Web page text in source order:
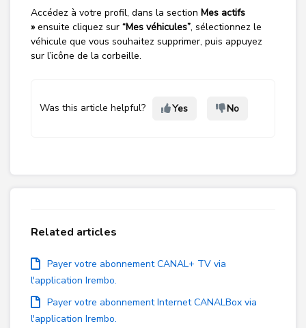
Accédez à votre profil, dans la section Mes actifs
» ensuite cliquez sur “Mes véhicules”, sélectionnez le
véhicule que vous souhaitez supprimer, puis appuyez
sur l’icône de la corbeille.
Was this article helpful? Yes No
Related articles
Payer votre abonnement CANAL+ TV via
l'application Irembo.
Payer votre abonnement Internet CANALBox via
l'application Irembo.